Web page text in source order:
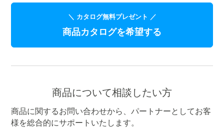
＼ カタログ無料プレゼント ／
商品カタログを希望する
商品について相談したい方
商品に関するお問い合わせから、パートナーとしてお客
様を総合的にサポートいたします。